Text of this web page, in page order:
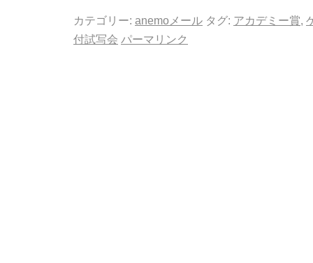
カテゴリー: anemoメール タグ: アカデミー賞,
付試写会 パーマリンク